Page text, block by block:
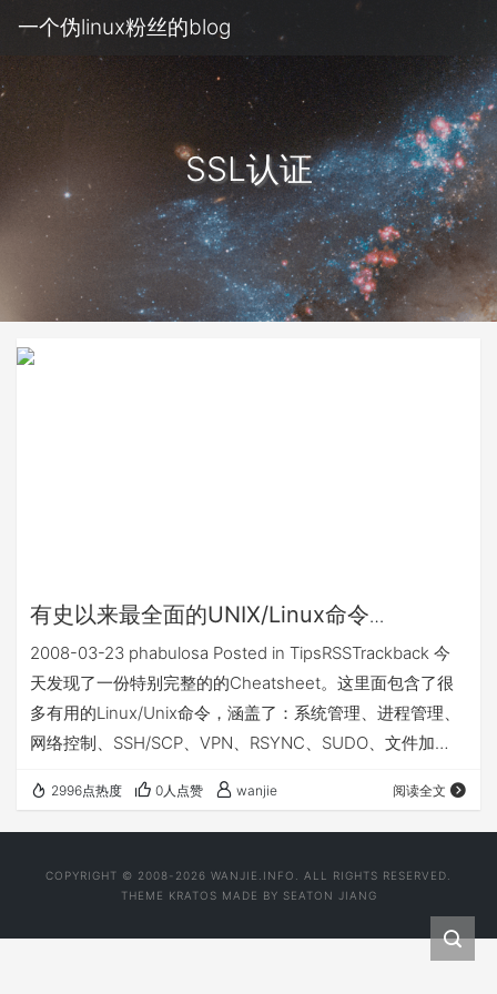
一个伪linux粉丝的blog
SSL认证
有史以来最全面的UNIX/Linux命令
Cheatcheet
2008-03-23 phabulosa Posted in TipsRSSTrackback 今
天发现了一份特别完整的的Cheatsheet。这里面包含了很
多有用的Linux/Unix命令，涵盖了：系统管理、进程管理、
网络控制、SSH/SCP、VPN、RSYNC、SUDO、文件加
的命令、如何安装软件、多媒体文件格式转换、打印、数据
库、磁盘容量管理、Shells、脚本语言、编程命令、网上帮
http://www.w…
2996点热度 0人点赞 wanjie 阅读全文
COPYRIGHT © 2008-2026 WANJIE.INFO. ALL RIGHTS RESERVED.
THEME KRATOS MADE BY SEATON JIANG